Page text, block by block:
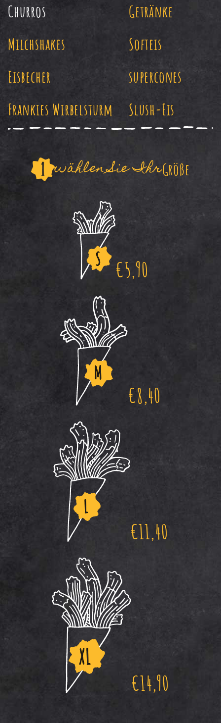
Churros
Getränke
Milchshakes
Softeis
Eisbecher
supercones
Frankies Wirbelsturm
Slush-Eis
wählen Sie IhrGröße
€5,90
€8,40
€11,40
€14,90